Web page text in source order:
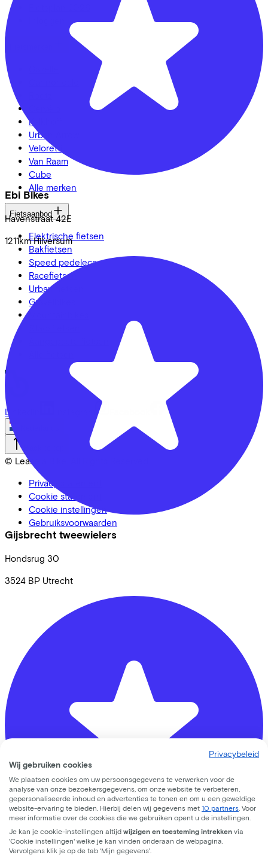
Ebi Bikes
Havenstraat 42E
1211km Hilversum
Gijsbrecht tweewielers
Hondsrug 30
3524 BP Utrecht
Kalkhoff
Urban Arrow
Veloretti
Van Raam
Cube
Alle merken
Fietsaanbod
Elektrische fietsen
Bakfietsen
Speed pedelecs
Racefietsen
Urban fietsen
Gravelbikes
LinkedIn
© Lease a Bike. All Rights Reserved.
Privacy statement
Cookie statement
Cookie instellingen
Gebruiksvoorwaarden
Privacybeleid
Wij gebruiken cookies
We plaatsen cookies om uw persoonsgegevens te verwerken voor de
analyse van onze bezoekersgegevens, om onze website te verbeteren,
gepersonaliseerde inhoud en advertenties te tonen en om u een geweldige
website-ervaring te bieden. Hierbij delen wij gegevens met 10 partners . Voor
meer informatie over de cookies die we gebruiken opent u de instellingen.
Je kan je cookie-instellingen altijd wijzigen en toesteming intrekken via
'Cookie instellingen' welke je kan vinden onderaan de webpagina.
Vervolgens klik je op de tab ‘Mijn gegevens'.